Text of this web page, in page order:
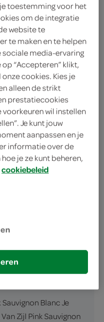
zichtbaar bij de
automatisch
bij jouw borrel!
Blanc Je
Zijl Pink Sauvignon
toestemming voor het
om de integratie
website te
te maken en te helpen
sociale media-ervaring
“Accepteren” klikt,
cookies. Kies je
alleen de strikt
prestatiecookies
voorkeuren wil instellen
Je kunt jouw
aanpassen en je
informatie over de
je ze kunt beheren,
cookiebeleid